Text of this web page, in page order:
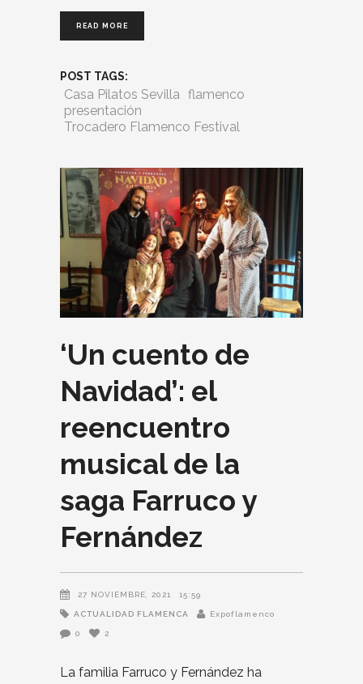
READ MORE
POST TAGS:
Casa Pilatos Sevilla flamenco
presentación
Trocadero Flamenco Festival
‘Un cuento de
Navidad’: el
reencuentro
musical de la
saga Farruco y
Fernández
27 NOVIEMBRE, 2021 15:59
ACTUALIDAD FLAMENCA Expoflamenco
0 2
La familia Farruco y Fernández ha